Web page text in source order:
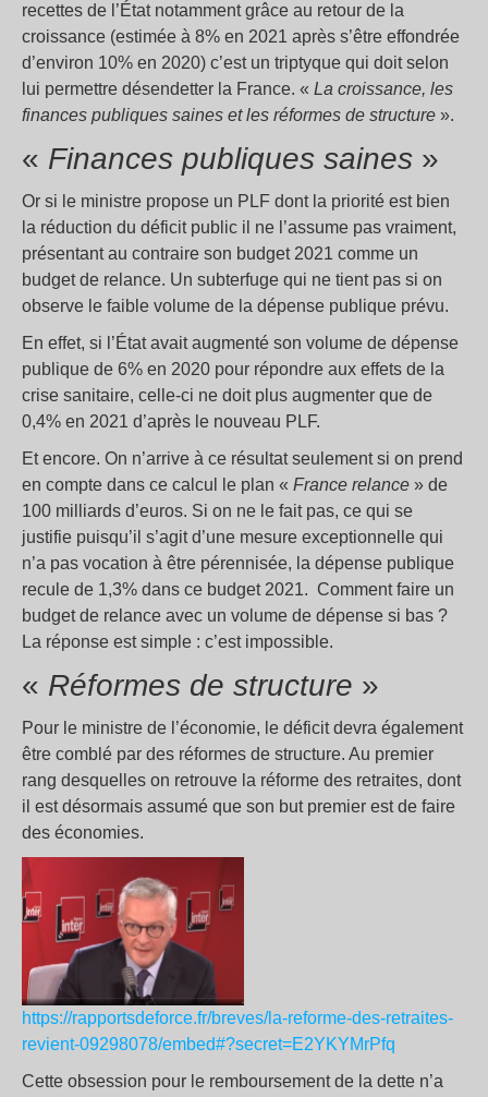
recettes de l’État notamment grâce au retour de la
croissance (estimée à 8% en 2021 après s’être effondrée
d’environ 10% en 2020) c’est un triptyque qui doit selon
lui permettre désendetter la France. « La croissance, les
finances publiques saines et les réformes de structure ».
« Finances publiques saines »
Or si le ministre propose un PLF dont la priorité est bien
la réduction du déficit public il ne l’assume pas vraiment,
présentant au contraire son budget 2021 comme un
budget de relance. Un subterfuge qui ne tient pas si on
observe le faible volume de la dépense publique prévu.
En effet, si l’État avait augmenté son volume de dépense
publique de 6% en 2020 pour répondre aux effets de la
crise sanitaire, celle-ci ne doit plus augmenter que de
0,4% en 2021 d’après le nouveau PLF.
Et encore. On n’arrive à ce résultat seulement si on prend
en compte dans ce calcul le plan « France relance » de
100 milliards d’euros. Si on ne le fait pas, ce qui se
justifie puisqu’il s’agit d’une mesure exceptionnelle qui
n’a pas vocation à être pérennisée, la dépense publique
recule de 1,3% dans ce budget 2021. Comment faire un
budget de relance avec un volume de dépense si bas ?
La réponse est simple : c’est impossible.
« Réformes de structure »
Pour le ministre de l’économie, le déficit devra également
être comblé par des réformes de structure. Au premier
rang desquelles on retrouve la réforme des retraites, dont
il est désormais assumé que son but premier est de faire
des économies.
https://rapportsdeforce.fr/breves/la-reforme-des-retraites-
revient-09298078/embed#?secret=E2YKYMrPfq
Cette obsession pour le remboursement de la dette n’a